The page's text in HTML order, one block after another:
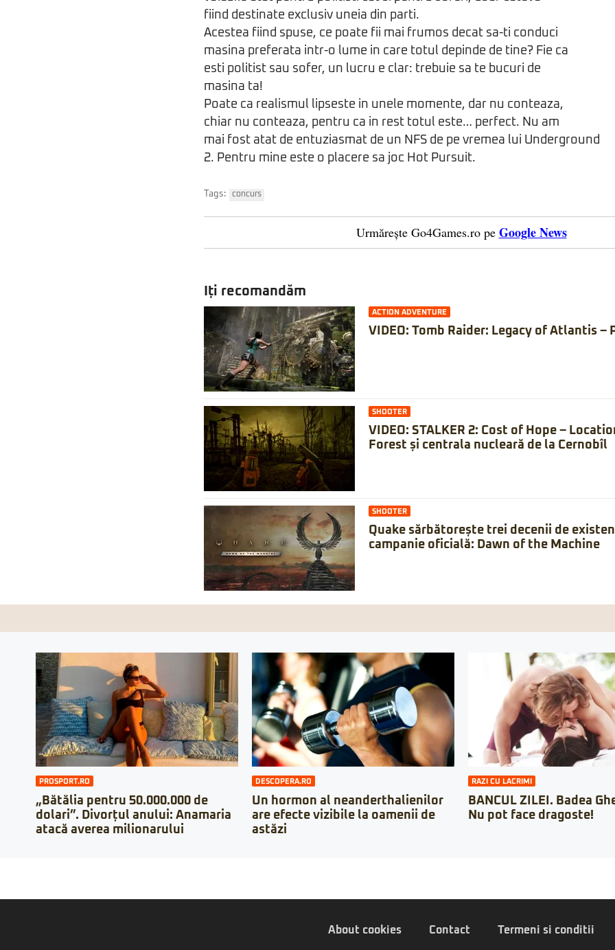
fiind destinate exclusiv uneia din parti.
Acestea fiind spuse, ce poate fii mai frumos decat sa-ti conduci
masina preferata intr-o lume in care totul depinde de tine? Fie ca
esti politist sau sofer, un lucru e clar: trebuie sa te bucuri de
masina ta!
Poate ca realismul lipseste in unele momente, dar nu conteaza,
chiar nu conteaza, pentru ca in rest totul este… perfect. Nu am
mai fost atat de entuziasmat de un NFS de pe vremea lui Underground
2. Pentru mine este o placere sa joc Hot Pursuit.
Tags: concurs
Urmărește Go4Games.ro pe Google News
Iți recomandăm
ACTION ADVENTURE
VIDEO: Tomb Raider: Legacy of Atlantis –
SHOOTER
VIDEO: STALKER 2: Cost of Hope –
Forest și centrala nucleară de la Cernobîl
SHOOTER
Quake sărbătorește trei decenii de
campanie oficială: Dawn of the Machine
PROSPORT.RO
„Bătălia pentru 50.000.000 de
dolari”. Divorțul anului: Anamaria
atacă averea milionarului
DESCOPERA.RO
Un hormon al neanderthalienilor
are efecte vizibile la oamenii de
astăzi
RAZI CU LACRIMI
BANCUL ZILEI. Badea
Nu pot face dragoste!
About cookies Contact Termeni si conditii